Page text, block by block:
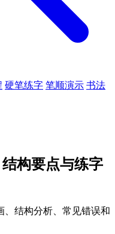
硬笔练字 笔顺演示 书法
构要点与练字
、结构分析、常见错误和